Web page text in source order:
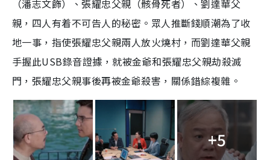
（潘志文飾）、張耀忠父親（骸骨死者）、劉達華父
親，四人有着不可告人的秘密。眾人推斷錢順潮為了收
地一事，指使張耀忠父親兩人放火燒村，而劉達華父親
手握此USB錄音證據，就被金爺和張耀忠父親劫殺滅
門，張耀忠父親事後再被金爺殺害，關係錯綜複雜。
+5